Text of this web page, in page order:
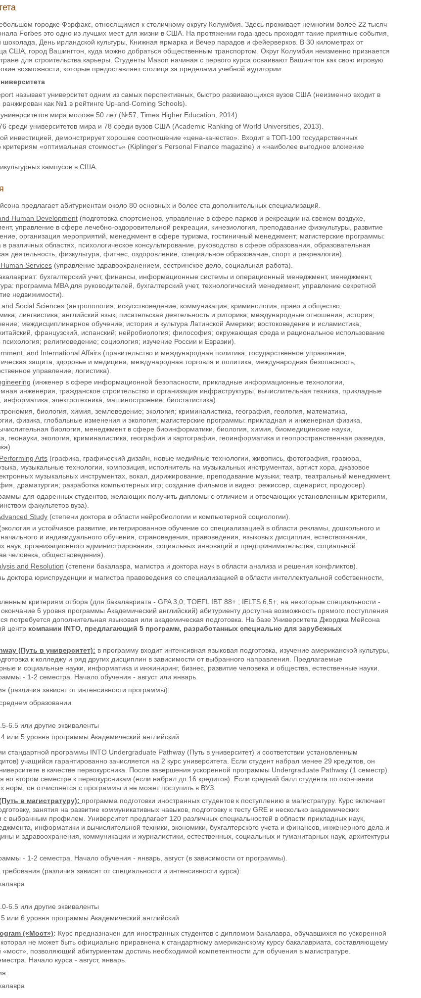
городке Фэрфакс, относящимся к столичному округу Колумбия. Здесь проживает немногим более 22 тысяч
Forbes это одно из лучших мест для жизни в США. На протяжении года здесь проходят такие приятные события,
шоколада, День ирландской культуры, Книжная ярмарка и Вечер парадов и фейерверков. В 30 километрах от
США, город Вашингтон, куда можно добраться общественным транспортом. Округ Колумбия неизменно признается
для строительства карьеры. Студенты Mason начиная с первого курса осваивают Вашингтон как свою игровую
возможности, которые предоставляет столица за пределами учебной аудитории.
называет университет одним из самых перспективных, быстро развивающихся вузов США (неизменно входит в
как №1 в рейтинге Up-and-Coming Schools).
мира моложе 50 лет (№57, Times Higher Education, 2014).
среди университетов мира и 78 среди вузов США (Academic Ranking of World Universities, 2013).
инвестицией, демонстрирует хорошее соотношение «цена-качество». Входит в ТОП-100 государственных
критериям «оптимальная стоимость» (Kiplinger's Personal Finance magazine) и «наиболее выгодное вложение
кампусов в США.
предлагает абитуриентам около 80 основных и более ста дополнительных специализаций.
Human Development (подготовка спортсменов, управление в сфере парков и рекреации на свежем воздухе,
управление в сфере лечебно-оздоровительной рекреации, кинезиология, преподавание физкультуры, развитие
организация мероприятий, менеджмент в сфере туризма, гостиничный менеджмент; магистерские программы:
различных областях, психологическое консультирование, руководство в сфере образования, образовательная
деятельность, физкультура, фитнес, оздоровление, специальное образование, спорт и рекреалогия).
Human Services (управление здравоохранением, сестринское дело, социальная работа).
бухгалтерский учет, финансы, информационные системы и операционный менеджмент, менеджмент,
программа MBA для руководителей, бухгалтерский учет, технологический менеджмент, управление секретной
недвижимости).
and Social Sciences (антропология; искусствоведение; коммуникация; криминология, право и общество;
лингвистика; английский язык; писательская деятельность и риторика; международные отношения; история;
междисциплинарное обучение; история и культура Латинской Америки; востоковедение и исламистика;
французский, испанский; нейробиология; философия; окружающая среда и рациональное использование
религиоведение; социология; изучение России и Евразии).
and InternationalAffairs (правительство и международная политика, государственное управление;
защита, здоровье и медицина, международная торговля и политика, международная безопасность,
управление, логистика).
(инженер в сфере информационной безопасности, прикладные информационные технологии,
инженерия, гражданское строительство и организация инфраструктуры, вычислительная техника, прикладные
электротехника, машиностроение, биостатистика).
биология, химия, землеведение; экология; криминалистика, география, геология, математика,
физика, глобальные изменения и экология; магистерские программы: прикладная и инженерная физика,
биология, менеджмент в сфере биоинформатики, биология, химия, биомедицинские науки,
геонауки, экология, криминалистика, география и картография, геоинформатика и геопространственная разведка,
Performing Arts (графика, графический дизайн, новые медийные технологии, живопись, фотография, гравюра,
музыкальные технологии, композиция, исполнитель на музыкальных инструментах, артист хора, джазовое
музыкальных инструментах, вокал, дирижирование, преподавание музыки; театр, театральный менеджмент,
драматургия; разработка компьютерных игр; создание фильмов и видео: режиссер, сценарист, продюсер).
для одаренных студентов, желающих получить дипломы с отличием и отвечающих установленным критериям,
факультетов вуза).
Study (степени доктора в области нейробиологии и компьютерной социологии).
(экология и устойчивое развитие, интегрированное обучение со специализацией в области рекламы, дошкольного и
и индивидуального обучения, страноведения, правоведения, языковых дисциплин, естествознания,
наук, организационного администрирования, социальных инноваций и предпринимательства, социальной
человека, обществоведения).
and Resolution (степени бакалавра, магистра и доктора наук в области анализа и решения конфликтов).
доктора юриспруденции и магистра правоведения со специализацией в области интеллектуальной собственности,
критериям отбора (для бакалавриата - GPA 3,0; TOEFL IBT 88+ ; IELTS 6,5+; на некоторые специальности -
6 уровня программы Академический английский) абитуриенту доступна возможность прямого поступления
потребуется дополнительная языковая или академическая подготовка. На базе Университета Джорджа Мейсона
центр компании INTO, предлагающий 5 программ, разработанных специально для зарубежных
(Путь в университет): в программу входит интенсивная языковая подготовка, изучение американской культуры,
к колледжу и ряд других дисциплин в зависимости от выбранного направления. Предлагаемые
и социальные науки, информатика и инжиниринг, бизнес, развитие человека и общества, естественные науки.
- 1-2 семестра. Начало обучения - август или январь.
(различия зависят от интенсивности программы):
образовании
6.5 или другие эквиваленты
или 5 уровня программы Академический английский
стандартной программы INTO Undergraduate Pathway (Путь в университет) и соответствии установленным
учащийся гарантированно зачисляется на 2 курс университета. Если студент набрал менее 29 кредитов, он
в качестве первокурсника. После завершения ускоренной программы Undergraduate Pathway (1 семестр)
во втором семестре к первокурсникам (если набрал до 16 кредитов). Если средний балл студента по окончании
норм, он отчисляется с программы и не может поступить в ВУЗ.
в магистратуру): программа подготовки иностранных студентов к поступлению в магистратуру. Курс включает
занятия на развитие коммуникативных навыков, подготовку к тесту GRE и несколько академических
с выбранным профилем. Университет предлагает 120 различных специальностей в области прикладных наук,
информатики и вычислительной техники, экономики, бухгалтерского учета и финансов, инженерного дела и
и здравоохранения, коммуникации и журналистики, естественных, социальных и гуманитарных наук, архитектуры
- 1-2 семестра. Начало обучения - январь, август (в зависимости от программы).
(различия зависят от специальности и интенсивности курса):
6.5 или другие эквиваленты
или 6 уровня программы Академический английский
(«Мост»): Курс предназначен для иностранных студентов с дипломом бакалавра, обучавшихся по ускоренной
не может быть официально приравнена к стандартному американскому курсу бакалавриата, составляющему
позволяющий абитуриентам достичь необходимой компетентности для обучения в магистратуре.
Начало курса - август, январь.